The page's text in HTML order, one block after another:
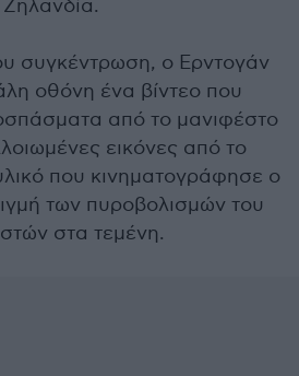
συγκέντρωση, ο Ερντογάν
οθόνη ένα βίντεο που
από το μανιφέστο
εικόνες από το
που κινηματογράφησε ο
των πυροβολισμών του
στα τεμένη.